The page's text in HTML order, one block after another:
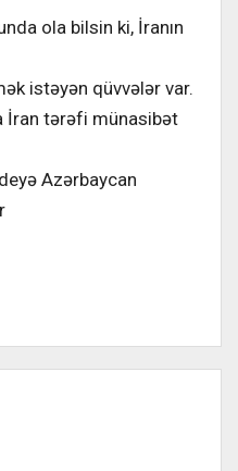
ola bilsin ki, İranın
istəyən qüvvələr var.
İran tərəfi münasibət
Azərbaycan